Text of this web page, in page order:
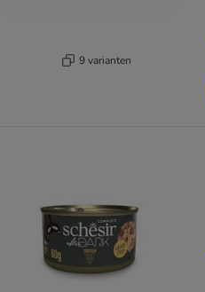
9 varianten